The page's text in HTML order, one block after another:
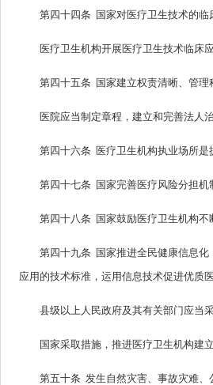
第四十四条 国家对医疗卫生技术的
医疗卫生机构开展医疗卫生技术临床
第四十五条 国家建立权责清晰、管
医院应当制定章程，建立和完善法人
第四十六条 医疗卫生机构执业场所
第四十七条 国家完善医疗风险分担
第四十八条 国家鼓励医疗卫生机构
第四十九条 国家推进全民健康信息
应用的技术标准，运用信息技术促进优质
县级以上人民政府及其有关部门应当
国家采取措施，推进医疗卫生机构建
第五十条 发生自然灾害、事故灾难